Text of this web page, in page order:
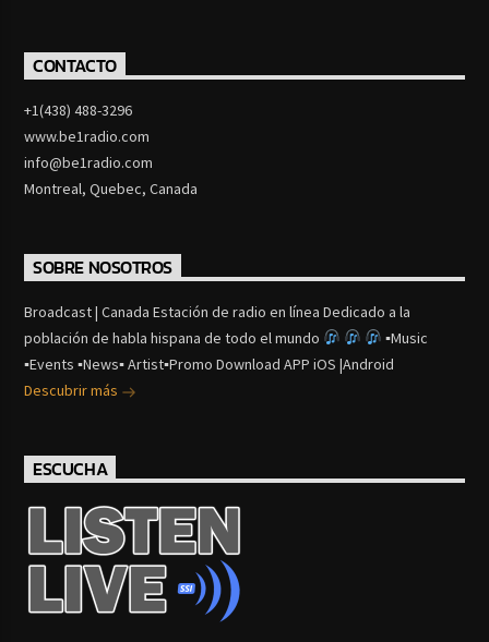
CONTACTO
+1(438) 488-3296
www.be1radio.com
info@be1radio.com
Montreal, Quebec, Canada
SOBRE NOSOTROS
Broadcast | Canada Estación de radio en línea Dedicado a la
población de habla hispana de todo el mundo
▪Music
▪Events ▪News▪ Artist▪Promo Download APP iOS |Android
Descubrir más
ESCUCHA